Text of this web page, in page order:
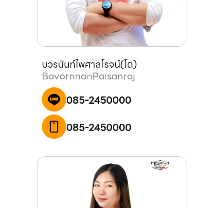
บวรนันท์ไพศาลโรจน์(โต)
BavornnanPaisanroj
085-2450000
085-2450000